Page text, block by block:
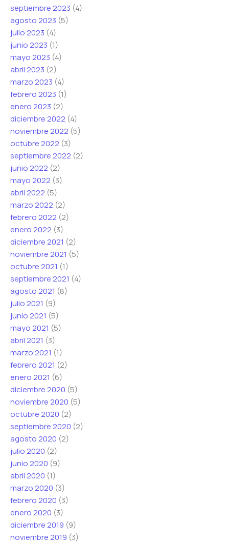
septiembre 2023 (4)
agosto 2023 (5)
julio 2023 (4)
junio 2023 (1)
mayo 2023 (4)
abril 2023 (2)
marzo 2023 (4)
febrero 2023 (1)
enero 2023 (2)
diciembre 2022 (4)
noviembre 2022 (5)
octubre 2022 (3)
septiembre 2022 (2)
junio 2022 (2)
mayo 2022 (3)
abril 2022 (5)
marzo 2022 (2)
febrero 2022 (2)
enero 2022 (3)
diciembre 2021 (2)
noviembre 2021 (5)
octubre 2021 (1)
septiembre 2021 (4)
agosto 2021 (8)
julio 2021 (9)
junio 2021 (5)
mayo 2021 (5)
abril 2021 (3)
marzo 2021 (1)
febrero 2021 (2)
enero 2021 (6)
diciembre 2020 (5)
noviembre 2020 (5)
octubre 2020 (2)
septiembre 2020 (2)
agosto 2020 (2)
julio 2020 (2)
junio 2020 (9)
abril 2020 (1)
marzo 2020 (3)
febrero 2020 (3)
enero 2020 (3)
diciembre 2019 (9)
noviembre 2019 (3)